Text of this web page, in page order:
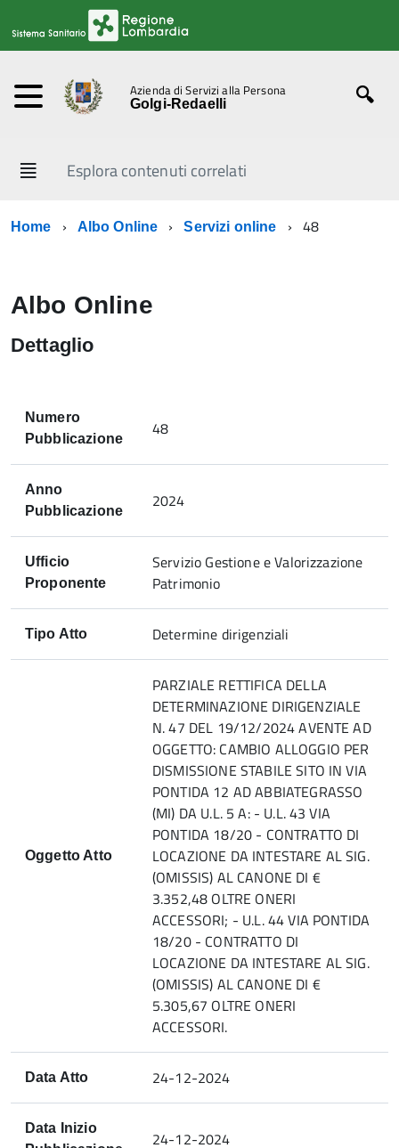
Azienda di Servizi alla Persona
Golgi-Redaelli
Esplora contenuti correlati
Home Albo Online Servizi online 48
Albo Online
Dettaglio
Numero
Pubblicazione
48
Anno
Pubblicazione
2024
Ufficio
Proponente
Servizio Gestione e Valorizzazione
Patrimonio
Tipo Atto Determine dirigenziali
Oggetto Atto
PARZIALE RETTIFICA DELLA
DETERMINAZIONE DIRIGENZIALE
N. 47 DEL 19/12/2024 AVENTE AD
OGGETTO: CAMBIO ALLOGGIO PER
DISMISSIONE STABILE SITO IN VIA
PONTIDA 12 AD ABBIATEGRASSO
(MI) DA U.L. 5 A: - U.L. 43 VIA
PONTIDA 18/20 - CONTRATTO DI
LOCAZIONE DA INTESTARE AL SIG.
(OMISSIS) AL CANONE DI €
3.352,48 OLTRE ONERI
ACCESSORI; - U.L. 44 VIA PONTIDA
18/20 - CONTRATTO DI
LOCAZIONE DA INTESTARE AL SIG.
(OMISSIS) AL CANONE DI €
5.305,67 OLTRE ONERI
ACCESSORI.
Data Atto 24-12-2024
Data Inizio
24-12-2024